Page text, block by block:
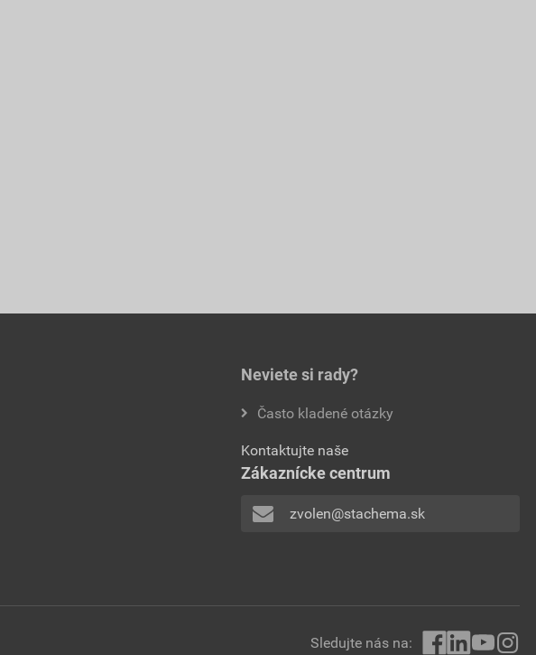
Neviete si rady?
Často kladené otázky
Kontaktujte naše
Zákaznícke centrum
zvolen@stachema.sk
Sledujte nás na: